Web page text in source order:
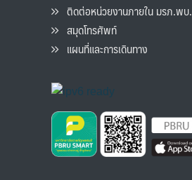
ติดต่อหน่วยงานภายใน มรภ.พบ.
สมุดโทรศัพท์
แผนที่และการเดินทาง